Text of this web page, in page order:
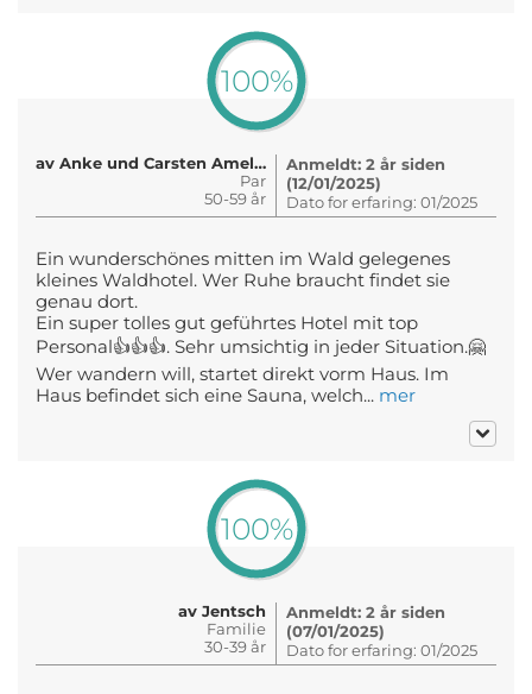
100%
av Anke und Carsten Amelung
Par
50-59 år
Anmeldt: 2 år siden
(12/01/2025)
Dato for erfaring: 01/2025
Ein wunderschönes mitten im Wald gelegenes
kleines Waldhotel. Wer Ruhe braucht findet sie
genau dort.
Ein super tolles gut geführtes Hotel mit top
Personal👍👍👍. Sehr umsichtig in jeder Situation.🤗
Wer wandern will, startet direkt vorm Haus. Im
Haus befindet sich eine Sauna, welch... mer
100%
av Jentsch
Familie
30-39 år
Anmeldt: 2 år siden
(07/01/2025)
Dato for erfaring: 01/2025